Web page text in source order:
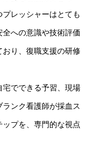
レッシャーはとても
への意識や技術評価
り、復職支援の研修
でできる予習、現場
ンク看護師が採血ス
プを、専門的な視点